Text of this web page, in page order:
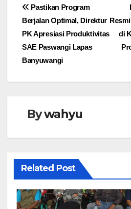
Navigasi
pos
di
Pastikan Program
Berjalan Optimal, Direktur
PK Apresiasi Produktivitas
SAE Paswangi Lapas
Banyuwangi
Bywahyu
Related Post